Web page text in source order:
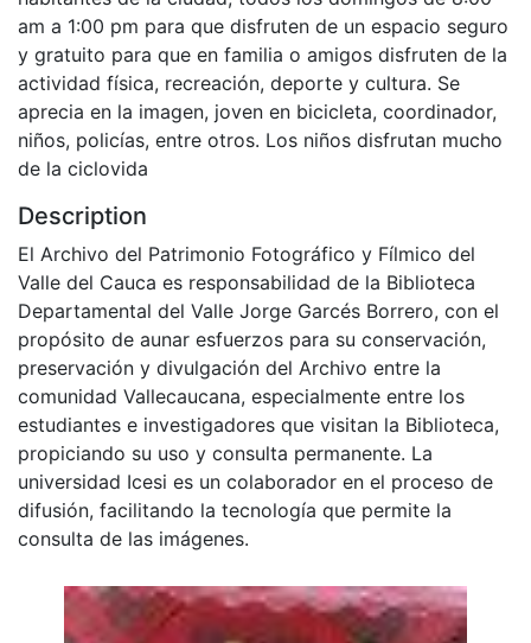
am a 1:00 pm para que disfruten de un espacio seguro
y gratuito para que en familia o amigos disfruten de la
actividad física, recreación, deporte y cultura. Se
aprecia en la imagen, joven en bicicleta, coordinador,
niños, policías, entre otros. Los niños disfrutan mucho
de la ciclovida
Description
El Archivo del Patrimonio Fotográfico y Fílmico del
Valle del Cauca es responsabilidad de la Biblioteca
Departamental del Valle Jorge Garcés Borrero, con el
propósito de aunar esfuerzos para su conservación,
preservación y divulgación del Archivo entre la
comunidad Vallecaucana, especialmente entre los
estudiantes e investigadores que visitan la Biblioteca,
propiciando su uso y consulta permanente. La
universidad Icesi es un colaborador en el proceso de
difusión, facilitando la tecnología que permite la
consulta de las imágenes.